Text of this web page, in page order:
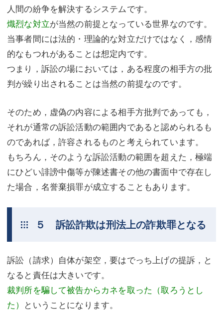
人間の紛争を解決するシステムです。
熾烈な対立が当然の前提となっている世界なのです。
当事者間には法的・理論的な対立だけではなく，感情
的なもつれがあることは想定内です。
つまり，訴訟の場においては，ある程度の相手方の批
判が繰り出されることは当然の前提なのです。
そのため，虚偽の内容による相手方批判であっても，
それが通常の訴訟活動の範囲内であると認められるも
のであれば，許容されるものと考えられています。
もちろん，そのような訴訟活動の範囲を超えた，極端
にひどい誹謗中傷等が陳述書その他の書面中で存在し
た場合，名誉棄損罪が成立することもあります。
５ 訴訟詐欺は刑法上の詐欺罪となる
訴訟（請求）自体が架空，要はでっち上げの提訴，と
なると責任は大きいです。
裁判所を騙して被告からカネを取った（取ろうとし
た） ということになります。